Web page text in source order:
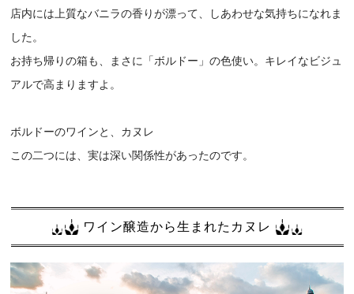
店内には上質なバニラの香りが漂って、しあわせな気持ちになれま
した。
お持ち帰りの箱も、まさに「ボルドー」の色使い。キレイなビジュ
アルで高まりますよ。
ボルドーのワインと、カヌレ
この二つには、実は深い関係性があったのです。
ワイン醸造から生まれたカヌレ